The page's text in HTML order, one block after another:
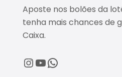
Aposte nos bolões da
tenha mais chances de
Caixa.
@loteriaaldeota
Central de Atendimento